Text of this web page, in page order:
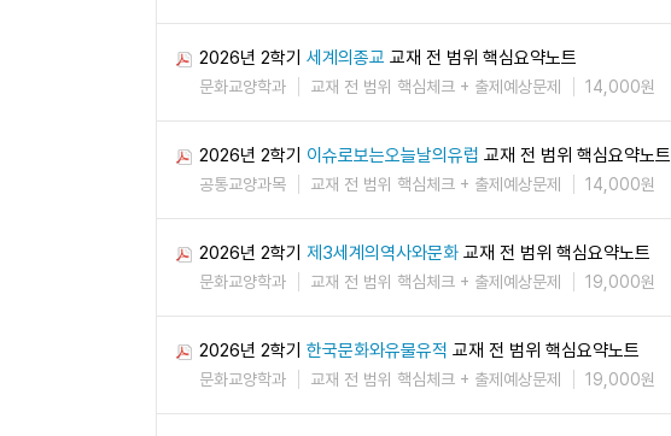
2026년 2학기 세계의종교 교재 전 범위 핵심요약노트
문화교양학과 교재 전 범위 핵심체크 + 출제예상문제 14,000원
2026년 2학기 이슈로보는오늘날의유럽 교재 전 범위 핵심요약노트
공통교양과목 교재 전 범위 핵심체크 + 출제예상문제 14,000원
2026년 2학기 제3세계의역사와문화 교재 전 범위 핵심요약노트
문화교양학과 교재 전 범위 핵심체크 + 출제예상문제 19,000원
2026년 2학기 한국문화와유물유적 교재 전 범위 핵심요약노트
문화교양학과 교재 전 범위 핵심체크 + 출제예상문제 19,000원